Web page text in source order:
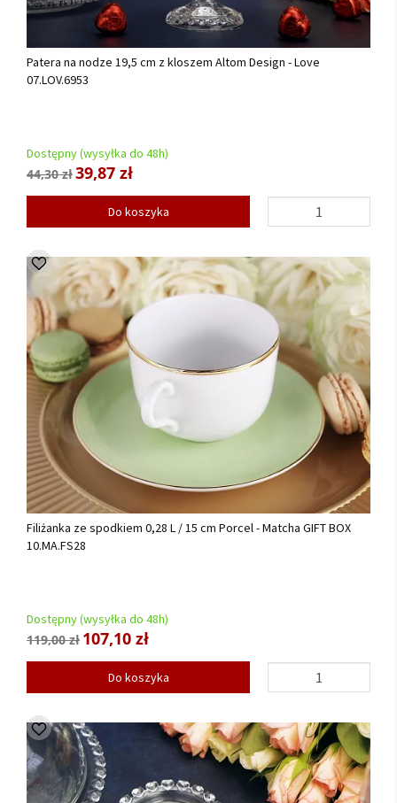
Patera na nodze 19,5 cm z kloszem Altom Design - Love
07.LOV.6953
Dostępny (wysyłka do 48h)
44,30 zł39,87 zł
Do koszyka
Filiżanka ze spodkiem 0,28 L / 15 cm Porcel - Matcha GIFT BOX
10.MA.FS28
Dostępny (wysyłka do 48h)
119,00 zł 107,10 zł
Do koszyka